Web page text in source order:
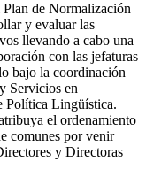
de Normalización
y evaluar las
llevando a cabo una
con las jefaturas
bajo la coordinación
Servicios en
Política Lingüística.
el ordenamiento
comunes por venir
y Directoras